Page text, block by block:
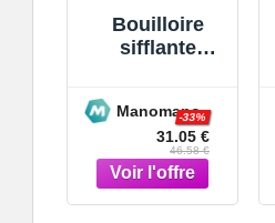
Bouilloire
sifflante
inoxydable
2,5 L Théière
sifflante
Théière à
poignée ergo
Manomano
31.05 €
-33%
46.58 €